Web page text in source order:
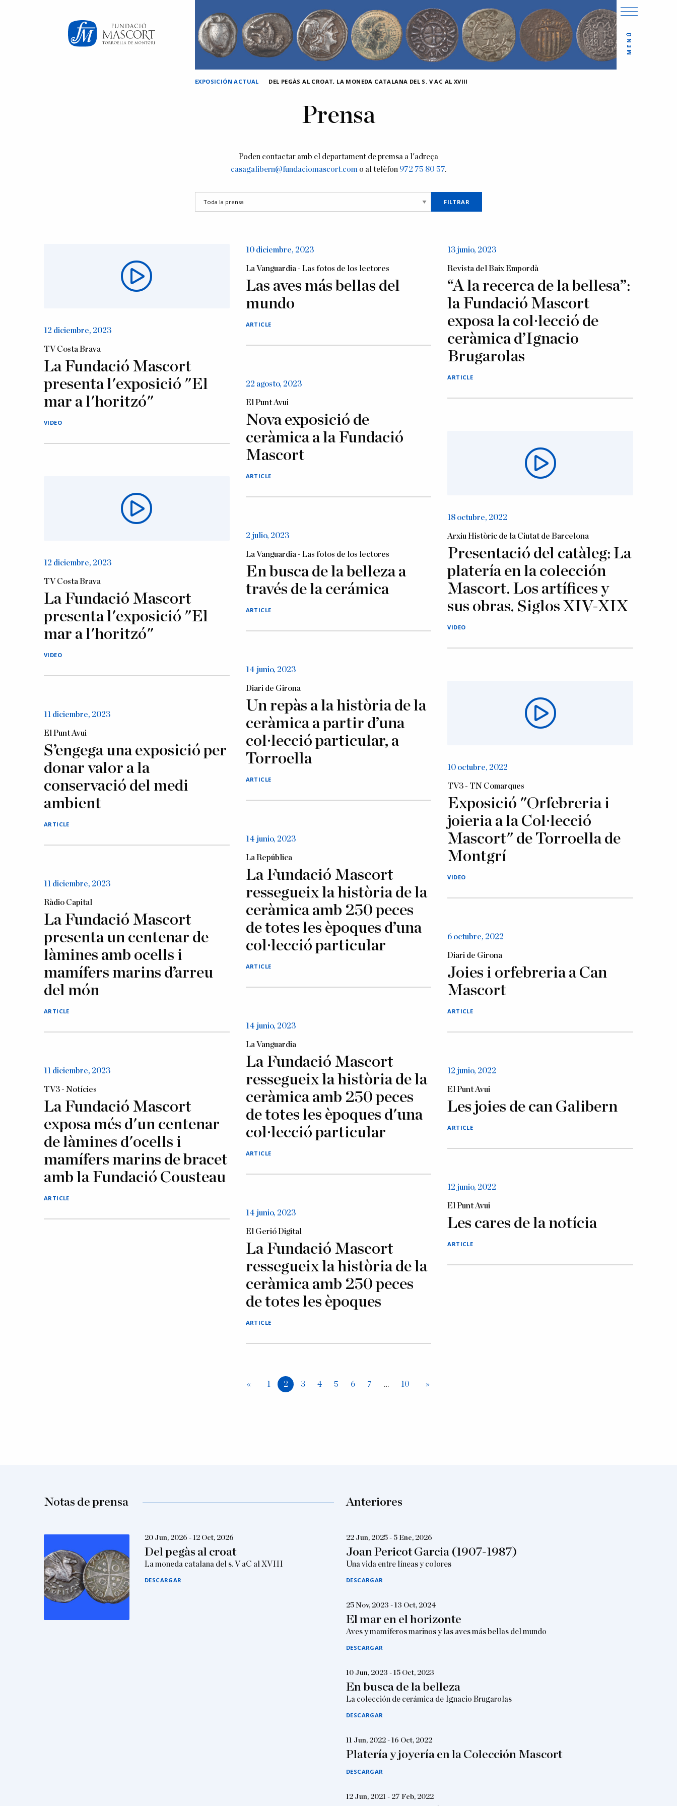
MENÚ
EXPOSICIÓN ACTUAL DEL PEGÀS AL CROAT, LA MONEDA CATALANA DEL S. V AC AL XVIII
Prensa
Poden contactar amb el departament de premsa a l'adreça
casagalibern@fundaciomascort.com o al telèfon 972 75 80 57.
12 diciembre, 2023
TV Costa Brava
La Fundació Mascort
presenta l'exposició "El
mar a l'horitzó"
VIDEO
12 diciembre, 2023
TV Costa Brava
La Fundació Mascort
presenta l'exposició "El
mar a l'horitzó"
VIDEO
11 diciembre, 2023
El Punt Avui
S’engega una exposició per
donar valor a la
conservació del medi
ambient
ARTICLE
11 diciembre, 2023
Ràdio Capital
La Fundació Mascort
presenta un centenar de
làmines amb ocells i
mamífers marins d’arreu
del món
ARTICLE
11 diciembre, 2023
TV3 - Notícies
La Fundació Mascort
exposa més d'un centenar
de làmines d'ocells i
mamífers marins de bracet
amb la Fundació Cousteau
ARTICLE
10 diciembre, 2023
La Vanguardia - Las fotos de los lectores
Las aves más bellas del
mundo
ARTICLE
22 agosto, 2023
El Punt Avui
Nova exposició de
ceràmica a la Fundació
Mascort
ARTICLE
2 julio, 2023
La Vanguardia - Las fotos de los lectores
En busca de la belleza a
través de la cerámica
ARTICLE
14 junio, 2023
Diari de Girona
Un repàs a la història de la
ceràmica a partir d’una
col·lecció particular, a
Torroella
ARTICLE
14 junio, 2023
La República
La Fundació Mascort
ressegueix la història de la
ceràmica amb 250 peces
de totes les èpoques d’una
col·lecció particular
ARTICLE
14 junio, 2023
La Vanguardia
La Fundació Mascort
ressegueix la història de la
ceràmica amb 250 peces
de totes les èpoques d'una
col·lecció particular
ARTICLE
14 junio, 2023
El Gerió Digital
La Fundació Mascort
ressegueix la història de la
ceràmica amb 250 peces
de totes les èpoques
ARTICLE
13 junio, 2023
Revista del Baix Empordà
“A la recerca de la bellesa”:
la Fundació Mascort
exposa la col·lecció de
ceràmica d’Ignacio
Brugarolas
ARTICLE
18 octubre, 2022
Arxiu Històric de la Ciutat de Barcelona
Presentació del catàleg: La
platería en la colección
Mascort. Los artífices y
sus obras. Siglos XIV-XIX
VIDEO
10 octubre, 2022
TV3 - TN Comarques
Exposició "Orfebreria i
joieria a la Col·lecció
Mascort" de Torroella de
Montgrí
VIDEO
6 octubre, 2022
Diari de Girona
Joies i orfebreria a Can
Mascort
ARTICLE
12 junio, 2022
El Punt Avui
Les joies de can Galibern
ARTICLE
12 junio, 2022
El Punt Avui
Les cares de la notícia
ARTICLE
1 2 3 4 5 6 7 10
Notas de prensa
20 Jun, 2026 - 12 Oct, 2026
Del pegàs al croat
La moneda catalana del s. V aC al XVIII
DESCARGAR
Anteriores
22 Jun, 2025 - 5 Ene, 2026
Joan Pericot Garcia (1907-1987)
Una vida entre líneas y colores
DESCARGAR
25 Nov, 2023 - 13 Oct, 2024
El mar en el horizonte
Aves y mamíferos marinos y las aves más bellas del mundo
DESCARGAR
10 Jun, 2023 - 15 Oct, 2023
En busca de la belleza
La colección de cerámica de Ignacio Brugarolas
DESCARGAR
11 Jun, 2022 - 16 Oct, 2022
Platería y joyería en la Colección Mascort
DESCARGAR
12 Jun, 2021 - 27 Feb, 2022